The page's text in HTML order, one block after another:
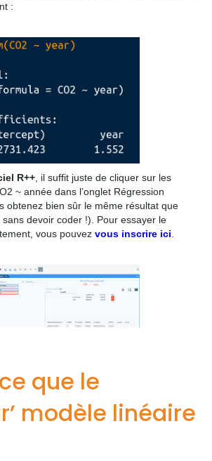
:
R++ , il suffit juste de cliquer sur les
~ année dans l’onglet Régression
obtenez bien sûr le même résultat que
sans devoir coder !). Pour essayer le
vous pouvezvous inscrire ici
que le
modèle linéaire